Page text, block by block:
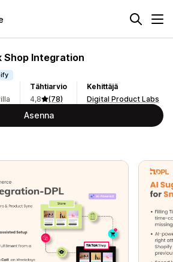
Shop Integration
Tähtiarvio
4,8
(78)
Kehittäjä
Digital Product Labs
Asenna